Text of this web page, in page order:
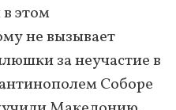
этом
не вызывает
за неучастие в
Соборе